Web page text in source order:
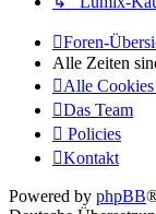
Foren-
Alle Zeiten
Alle Cookies
Das Team
Policies
Kontakt
Powered by phpBB